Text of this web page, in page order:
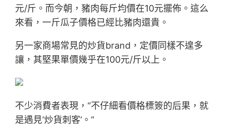
元/斤。而今朝，豬肉每斤均價在10元擺佈。這么
來看，一斤瓜子價格已經比豬肉還貴。
另一家商場常見的炒貨brand，定價同樣不遑多
讓，其堅果單價幾乎在100元/斤以上。
不少消費者表現，“不仔細看價格標簽的后果，就
是遇見‘炒貨刺客’。”